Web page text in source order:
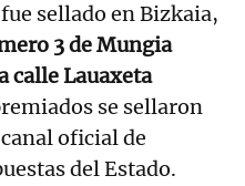
sellado en Bizkaia,
3 de Mungia
calle Lauaxeta
se sellaron
oficial de
del Estado.